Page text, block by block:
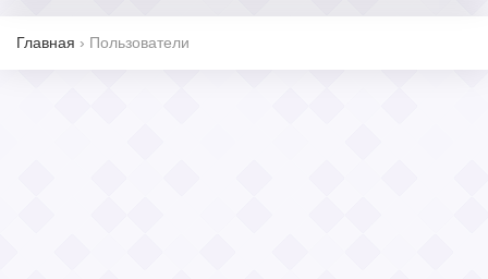
Главная › Пользователи